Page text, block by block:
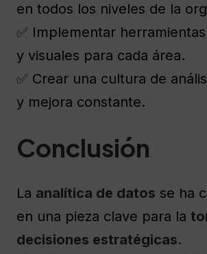
en todos los niveles de la
✅ Implementar
y visuales para cada área.
✅ Crear una cultura de
y mejora constante.
Conclusión
La analítica de datos se ha
en una pieza clave para la
decisiones estratégicas.